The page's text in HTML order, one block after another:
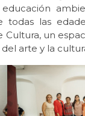
todas las
un
arte y la